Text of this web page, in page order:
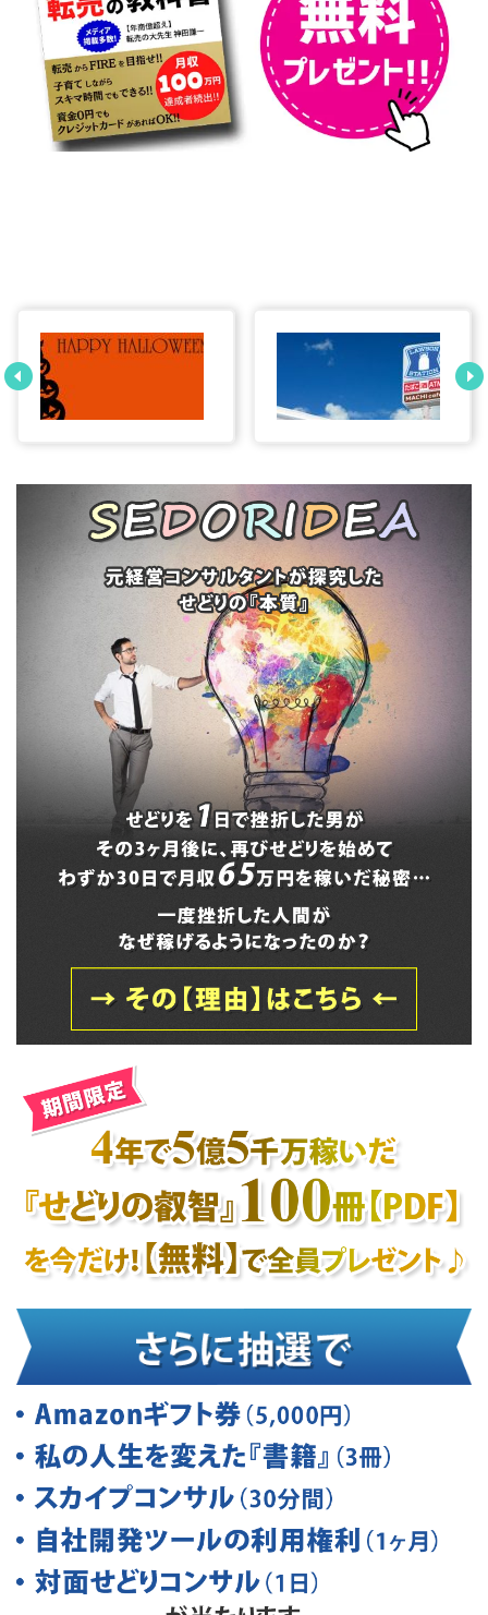
ハロウィンせどりで
稼げるジャンルと商
品って何？
コンビニせどり ロ
ーソンのPonta（ポ
ンタ）カードを転売
して稼ぐ方法